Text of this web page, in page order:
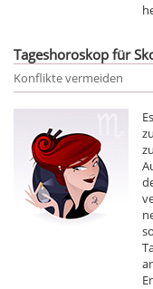
Tageshoroskop für
Konflikte vermeiden